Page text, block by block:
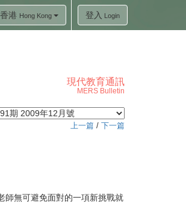
香港 Hong Kong 登入 Login
現代教育通訊
MERS Bulletin
上一篇 / 下一篇
無可避免面對的一項新挑戰就